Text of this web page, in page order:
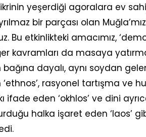
yeşerdiği agoralara ev
bir parçası olan
Bu etkinlikteki amacımız,
kavramları da masaya
dayalı, aynı soydan
rasyonel tartışma ve
ifade eden ‘okhlos’ ve dini
halka işaret eden ‘laos’